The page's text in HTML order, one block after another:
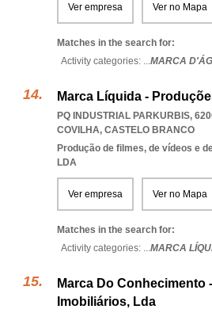
Ver empresa Ver no Mapa
Matches in the search for:
Activity categories: ...MARCA
Marca Líquida -
PQ INDUSTRIAL PARKURBIS,
COVILHA, CASTELO BRANCO
Produção de filmes, de vídeos e
LDA
Ver empresa Ver no Mapa
Matches in the search for:
Activity categories: ...MARCA
Marca Do Conhecimento
Imobiliários, Lda